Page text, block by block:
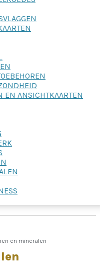
EN ANSICHTKAARTEN
en mineralen